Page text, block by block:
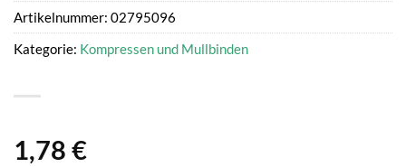
1,78 €
Artikelnummer: 02795096
Kategorie: Kompressen und Mullbinden